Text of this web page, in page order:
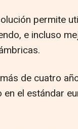
permite
e incluso
de cuatro
el estándar